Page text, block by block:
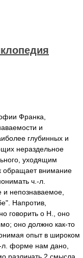
Франка,
и
глубинных и
нераздельное
уходящим
обращает внимание
ч.-л.
непознаваемое,
Напротив,
говорить о Н., оно
оно должно как-то
опыт в широком
л. форме нам дано,